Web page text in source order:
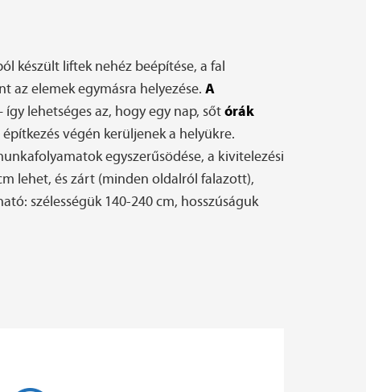
készült liftek nehéz beépítése, a fal
az elemek egymásra helyezése. A
lehetséges az, hogy egy nap, sőtórák
végén kerüljenek a helyükre.
egyszerűsödése, a kivitelezési
lehet, és zárt (minden oldalról falazott),
szélességük 140-240 cm, hosszúságuk